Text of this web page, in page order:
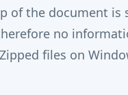
of the document
no
files on